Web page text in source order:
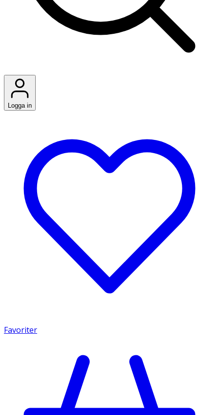
Logga in
Favoriter